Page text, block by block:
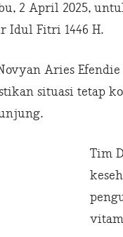
2 April 2025,
Idul Fitri 1446 H.
Aries
situasi tetap
Tim